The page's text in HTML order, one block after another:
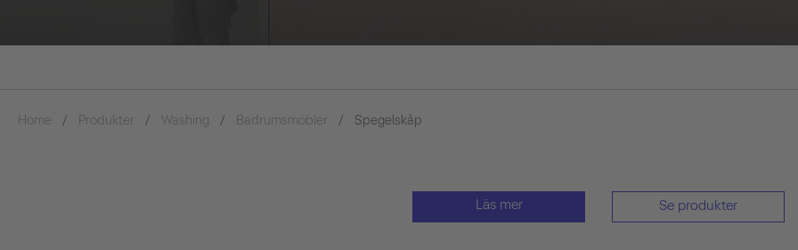
Home Produkter Washing Badrumsmöbler Spegelskåp
Läs mer Se produkter